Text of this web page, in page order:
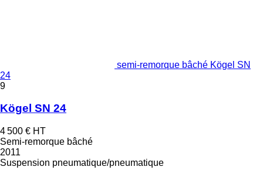
semi-remorque bâché Kögel SN
24
9
Kögel SN 24
4 500 € HT
Semi-remorque bâché
2011
Suspension pneumatique/pneumatique